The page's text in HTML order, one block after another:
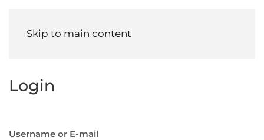
Skip to main content
Login
Username or E-mail